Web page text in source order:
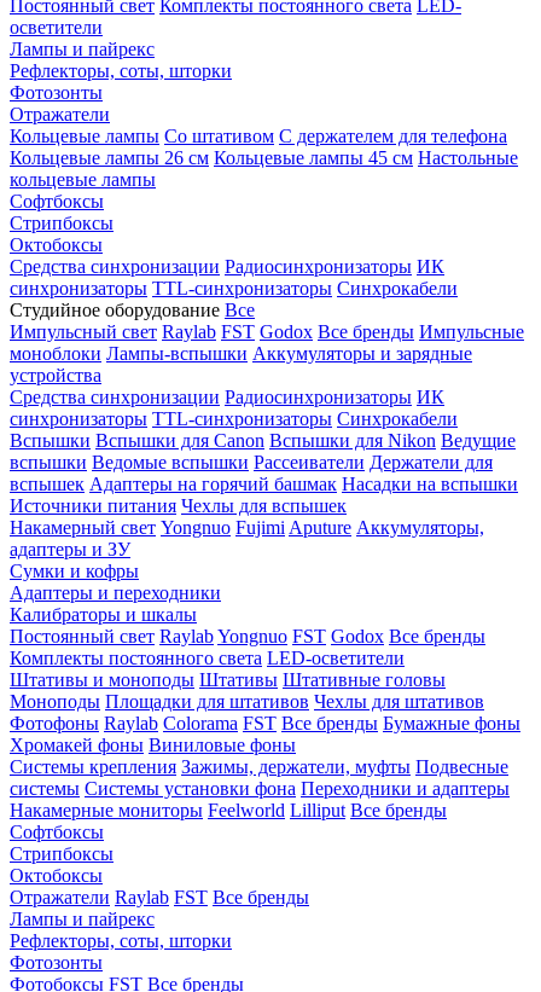
Постоянный свет Комплекты постоянного света LED-
осветители
Лампы и пайрекс
Рефлекторы, соты, шторки
Фотозонты
Отражатели
Кольцевые лампы Со штативом С держателем для телефона
Кольцевые лампы 26 см Кольцевые лампы 45 см Настольные
кольцевые лампы
Софтбоксы
Стрипбоксы
Октобоксы
Средства синхронизации Радиосинхронизаторы ИК
синхронизаторы TTL-синхронизаторы Синхрокабели
Студийное оборудование Все
Импульсный свет Raylab FST Godox Все бренды Импульсные
моноблоки Лампы-вспышки Аккумуляторы и зарядные
устройства
Средства синхронизации Радиосинхронизаторы ИК
синхронизаторы TTL-синхронизаторы Синхрокабели
Вспышки Вспышки для Canon Вспышки для Nikon Ведущие
вспышки Ведомые вспышки Рассеиватели Держатели для
вспышек Адаптеры на горячий башмак Насадки на вспышки
Источники питания Чехлы для вспышек
Накамерный свет Yongnuo Fujimi Aputure Аккумуляторы,
адаптеры и ЗУ
Сумки и кофры
Адаптеры и переходники
Калибраторы и шкалы
Постоянный свет RaylabYongnuo FST Godox Все бренды
Комплекты постоянного света LED-осветители
Штативы и моноподы Штативы Штативные головы
Моноподы Площадки для штативов Чехлы для штативов
Фотофоны Raylab Colorama FST Все бренды Бумажные фоны
Хромакей фоны Виниловые фоны
Системы крепления Зажимы, держатели, муфты Подвесные
системы Системы установки фона Переходники и адаптеры
Накамерные мониторы Feelworld Lilliput Все бренды
Софтбоксы
Стрипбоксы
Октобоксы
Отражатели Raylab FST Все бренды
Лампы и пайрекс
Рефлекторы, соты, шторки
Фотозонты
Фотобоксы FST Все бренды